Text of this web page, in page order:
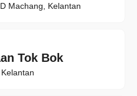
Machang, Kelantan
Tok Bok